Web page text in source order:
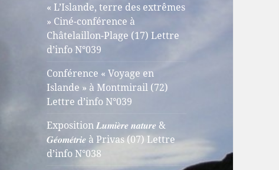
« L’Islande, terre des extrêmes
» Ciné-conférence à
Châtelaillon-Plage (17) Lettre
d’info N°039
Conférence « Voyage en
Islande » à Montmirail (72)
Lettre d’info N°039
Exposition 𝑳𝒖𝒎𝒊𝒆̀𝒓𝒆 𝒏𝒂𝒕𝒖𝒓𝒆 &
𝑮𝒆́𝒐𝒎𝒆́𝒕𝒓𝒊𝒆 à Privas (07) Lettre
d’info N°038